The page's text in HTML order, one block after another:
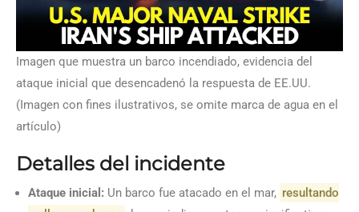
Imagen que muestra un barco incendiado, evidencia del
ataque inicial que desencadenó la respuesta de EE.UU.
(Imagen con fines ilustrativos, se omite marca de agua en el
artículo)
Detalles del incidente
Ataque inicial: Un barco fue atacado en el mar, resultando